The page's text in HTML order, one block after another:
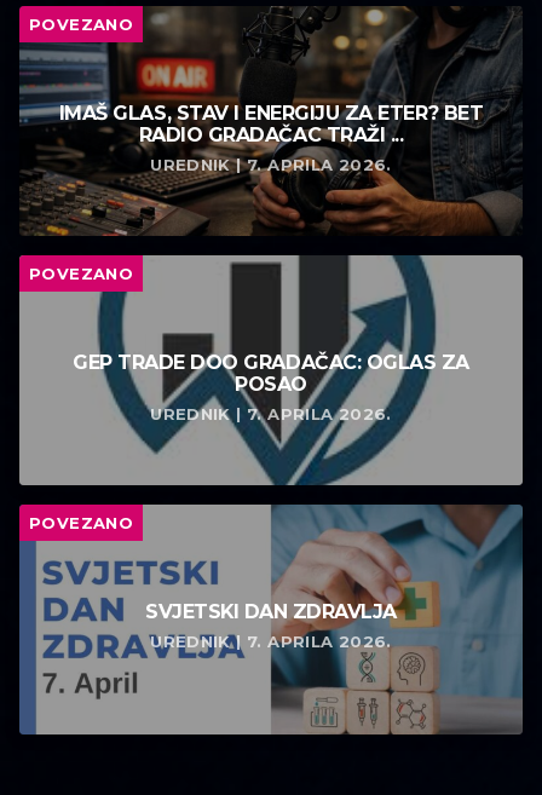
POVEZANO
IMAŠ GLAS, STAV I ENERGIJU ZA ETER? BET
RADIO GRADAČAC TRAŽI ...
UREDNIK | 7. APRILA 2026.
POVEZANO
GEP TRADE DOO GRADAČAC: OGLAS ZA
POSAO
UREDNIK | 7. APRILA 2026.
POVEZANO
SVJETSKI DAN ZDRAVLJA
UREDNIK | 7. APRILA 2026.